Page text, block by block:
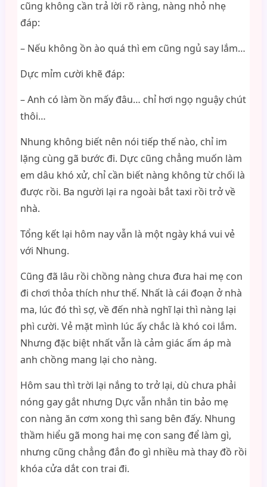
cũng không cần trả lời rõ ràng, nàng nhỏ nhẹ
đáp:
– Nếu không ồn ào quá thì em cũng ngủ say lắm…
Dực mỉm cười khẽ đáp:
– Anh có làm ồn mấy đâu… chỉ hơi ngọ nguậy chút
thôi…
Nhung không biết nên nói tiếp thế nào, chỉ im
lặng cùng gã bước đi. Dực cũng chẳng muốn làm
em dâu khó xử, chỉ cần biết nàng không từ chối là
được rồi. Ba người lại ra ngoài bắt taxi rồi trở về
nhà.
Tổng kết lại hôm nay vẫn là một ngày khá vui vẻ
với Nhung.
Cũng đã lâu rồi chồng nàng chưa đưa hai mẹ con
đi chơi thỏa thích như thế. Nhất là cái đoạn ở nhà
ma, lúc đó thì sợ, về đến nhà nghĩ lại thì nàng lại
phì cười. Vẻ mặt mình lúc ấy chắc là khó coi lắm.
Nhưng đặc biệt nhất vẫn là cảm giác ấm áp mà
anh chồng mang lại cho nàng.
Hôm sau thì trời lại nắng to trở lại, dù chưa phải
nóng gay gắt nhưng Dực vẫn nhắn tin bảo mẹ
con nàng ăn cơm xong thì sang bên đấy. Nhung
thầm hiểu gã mong hai mẹ con sang để làm gì,
nhưng cũng chẳng đắn đo gì nhiều mà thay đồ rồi
khóa cửa dắt con trai đi.